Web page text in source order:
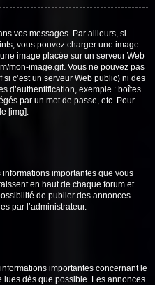
vos messages. Par ailleurs, si
vous pouvez charger une image
image placée sur un serveur Web
mon-image.gif. Vous ne pouvez pas
c’est un serveur Web public) ni des
d’authentification, exemple : boîtes
par un mot de passe, etc. Pour
[img].
importantes que vous
en haut de chaque forum et
de publier des annonces
par l’administrateur.
importantes concernant le
lues dès que possible. Les annonces